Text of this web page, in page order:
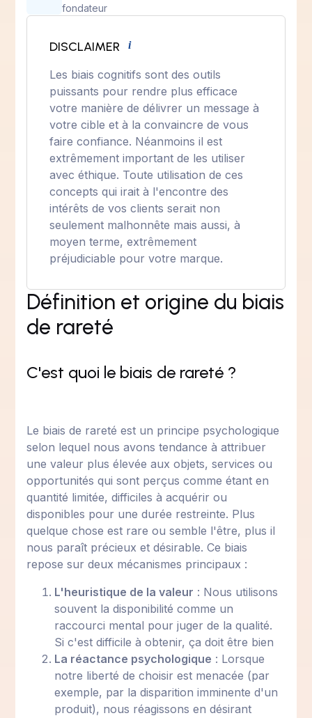
fondateur
DISCLAIMER i
Les biais cognitifs sont des outils
puissants pour rendre plus efficace
votre manière de délivrer un message à
votre cible et à la convaincre de vous
faire confiance. Néanmoins il est
extrêmement important de les utiliser
avec éthique. Toute utilisation de ces
concepts qui irait à l'encontre des
intérêts de vos clients serait non
seulement malhonnête mais aussi, à
moyen terme, extrêmement
préjudiciable pour votre marque.
Définition et origine du biais
de rareté
C'est quoi le biais de rareté ?
Le biais de rareté est un principe psychologique
selon lequel nous avons tendance à attribuer
une valeur plus élevée aux objets, services ou
opportunités qui sont perçus comme étant en
quantité limitée, difficiles à acquérir ou
disponibles pour une durée restreinte. Plus
quelque chose est rare ou semble l'être, plus il
nous paraît précieux et désirable. Ce biais
repose sur deux mécanismes principaux :
L'heuristique de la valeur : Nous utilisons
souvent la disponibilité comme un
raccourci mental pour juger de la qualité.
Si c'est difficile à obtenir, ça doit être bien
La réactance psychologique : Lorsque
notre liberté de choisir est menacée (par
exemple, par la disparition imminente d'un
produit), nous réagissons en désirant